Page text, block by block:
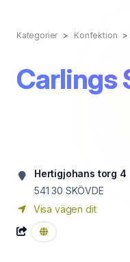
Kategorier Konfektion
Carlings
Hertigjohans torg 4
541 30 SKÖVDE
Visa vägen dit